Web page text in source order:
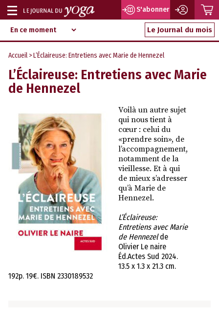
Aller
au
contenu
d‘information
indépendant
Afficher
ou
masquer
la
navigation
S'abonner
Le Journal du mois
Accueil > L’Éclaireuse: Entretiens avec Marie de Hennezel
L’Éclaireuse: Entretiens avec Marie
de Hennezel
Voilà un autre sujet
qui nous tient à
cœur : celui du
«prendre soin», de
l’accompagnement,
notamment de la
vieillesse. Et à qui
de mieux s’adresser
qu’à Marie de
Hennezel.
L’Éclaireuse:
Entretiens avec Marie
de Hennezelde
Olivier Le naire
Éd.Actes Sud 2024.
13.5 x 1.3 x 21.3 cm.
192p. 19€. ISBN 2330189532